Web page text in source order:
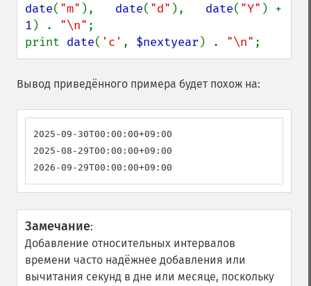
date( "m" ), date( "d" ), date( "Y"
1 ) . "\n" ;
print date( 'c' , $nextyear ) . "\n" ;
Вывод приведённого примера будет похож на:
2025-09-30T00:00:00+09:00
2025-08-29T00:00:00+09:00
2026-09-29T00:00:00+09:00
Замечание:
Добавление относительных интервалов
времени часто надёжнее добавления или
вычитания секунд в дне или месяце, поскольку